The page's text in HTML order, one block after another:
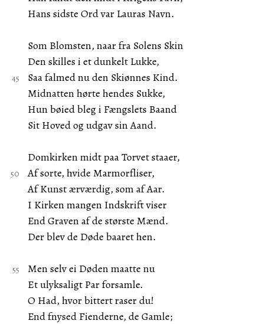
Hans sidste Ord var Lauras Navn.
Som Blomsten, naar fra Solens Skin
Den skilles i et dunkelt Lukke,
Saa falmed nu den Skiønnes Kind.
Midnatten hørte hendes Sukke,
Hun bøied bleg i Fængslets Baand
Sit Hoved og udgav sin Aand.
Domkirken midt paa Torvet staaer,
Af sorte, hvide Marmorfliser,
Af Kunst ærværdig, som af Aar.
I Kirken mangen Indskrift viser
End Graven af de største Mænd.
Der blev de Døde baaret hen.
Men selv ei Døden maatte nu
Et ulyksaligt Par forsamle.
O Had, hvor bittert raser du!
End fnysed Fienderne, de Gamle;